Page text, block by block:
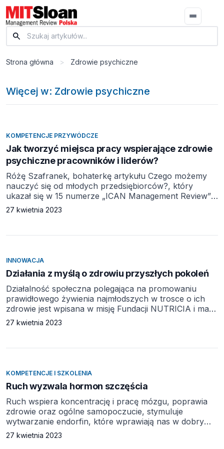
Strona główna > Zdrowie psychiczne
Więcej w: Zdrowie psychiczne
KOMPETENCJE PRZYWÓDCZE
Jak tworzyć miejsca pracy wspierające zdrowie
psychiczne pracowników i liderów?
Różę Szafranek, bohaterkę artykułu Czego możemy
nauczyć się od młodych przedsiębiorców?, który
ukazał się w 15 numerze „ICAN Management Review”,
psycholożkę i CEO HR Hints, pytamy o to, jak
związane, które wciąż pokutują w świecie biznesu.
uważniej zaczęliśmy przyglądać się kwestiom […]
27 kwietnia 2023
INNOWACJA
Działania z myślą o zdrowiu przyszłych pokoleń
Działalność społeczna polegająca na promowaniu
prawidłowego żywienia najmłodszych w trosce o ich
zdrowie jest wpisana w misję Fundacji NUTRICIA i ma
wymiar ogólnokrajowy. O roli działań popularyzujących
mówi kierownik fundacji, Małgorzata Chmielecka.
z myślą o zdrowiu przyszłych pokoleń NUTRICIA
27 kwietnia 2023
KOMPETENCJE I SZKOLENIA
Ruch wyzwala hormon szczęścia
Ruch wspiera koncentrację i pracę mózgu, poprawia
zdrowie oraz ogólne samopoczucie, stymuluje
wytwarzanie endorfin, które wprawiają nas w dobry
nastrój. Badania dowodzą, że szczęśliwi pracownicy są
27 kwietnia 2023